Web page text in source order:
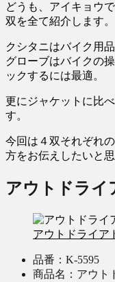
どうも、アイキョウ
双を全て紹介します。
クシタニはバイク用
グローブはバイクの
ックするには最適。
更にジャケットに比
す。
今回は４双それぞれ
方をお伝えしたいと思
アウトドライ
アウトドライア
品番：K-5595
商品名：アウト